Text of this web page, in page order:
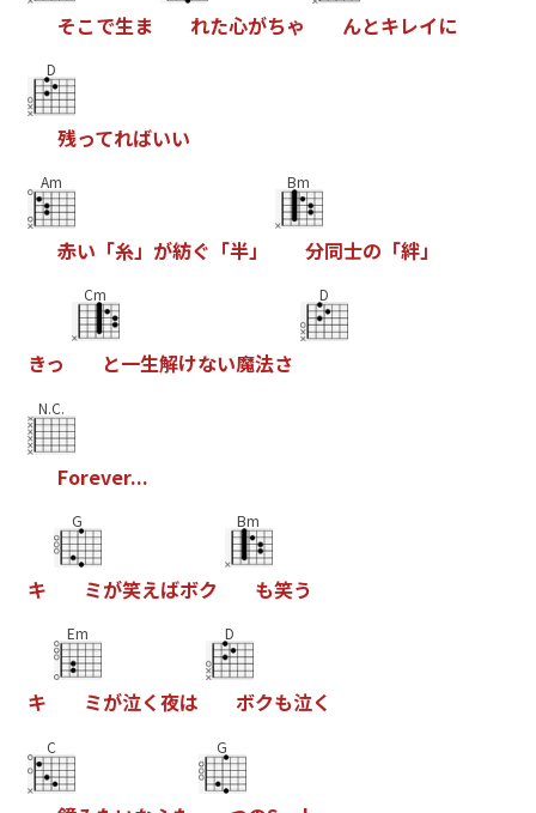
そこで生ま れた心がちゃ んとキレイに
D
残ってればいい
Am
赤い 「糸」 が紡ぐ 「半」
Bm
分同士の 「絆」
きっ
Cm
と一生解けない魔法さ
D
N.C.
Forever...
キ
G
ミが笑えばボク
Bm
も笑う
キ
Em
ミが泣く夜は
D
ボクも泣く
C G